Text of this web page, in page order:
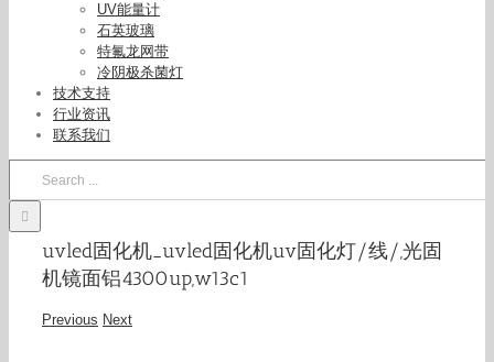
UV能量计
石英玻璃
特氟龙网带
冷阴极杀菌灯
技术支持
行业资讯
联系我们
uvled固化机_uvled固化机uv固化灯/线/,光固
机镜面铝4300up,w13c1
Previous Next